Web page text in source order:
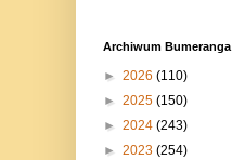
Archiwum Bumeranga
► 2026 (110)
► 2025 (150)
► 2024 (243)
► 2023 (254)